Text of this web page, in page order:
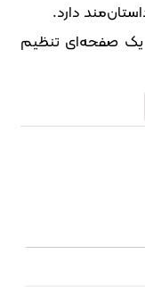
دارد.
یک صفحه‌ای تنظیم